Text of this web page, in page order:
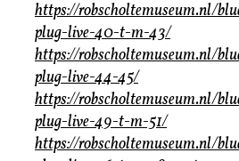
https://robscholtemuseum.nl/
plug-live-40-t-m-43/
https://robscholtemuseum.nl/
plug-live-44-45/
https://robscholtemuseum.nl/
plug-live-49-t-m-51/
https://robscholtemuseum.nl/